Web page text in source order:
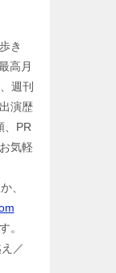
き
高月
週刊
演歴
、PR
気軽
、
。
／